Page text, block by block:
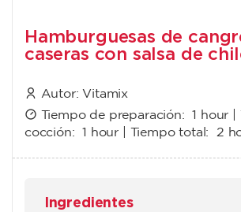
Hamburguesas de
caseras con salsa de
Autor: Vitamix
Tiempo de preparación:1 hour |
cocción:1 hour | Tiempo total: 2
Ingredientes